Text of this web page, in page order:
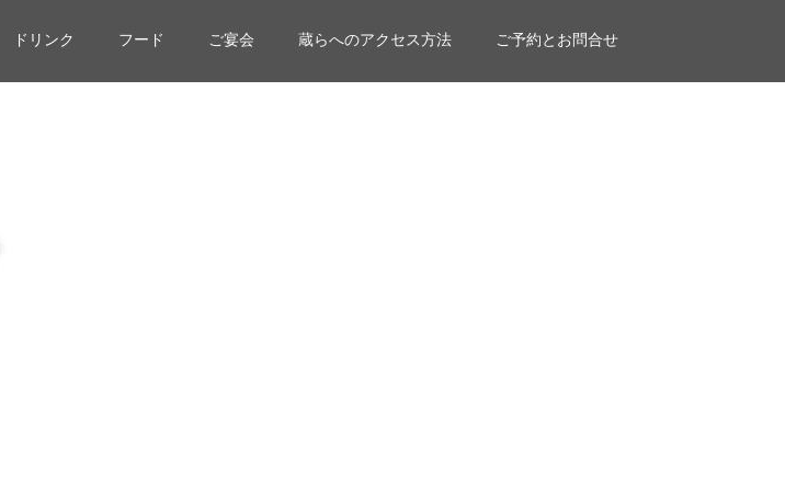
ドリンク フード ご宴会 蔵らへのアクセス方法 ご予約とお問合せ